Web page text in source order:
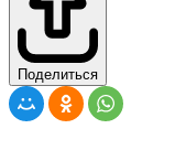
Поделиться